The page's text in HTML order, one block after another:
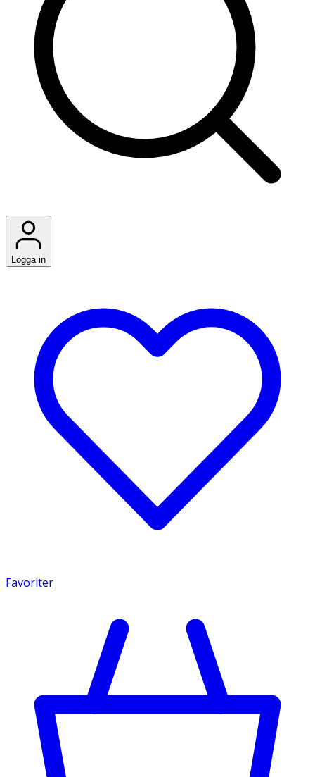
Logga in
Favoriter